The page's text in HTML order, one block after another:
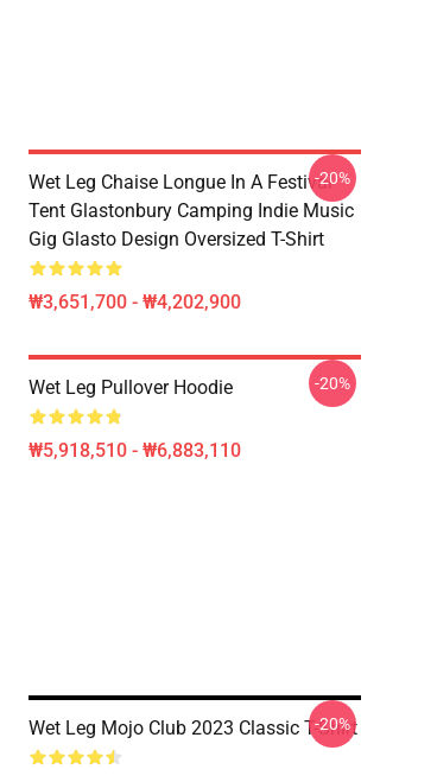
Wet Leg Chaise Longue In A Festival
Tent Glastonbury Camping Indie Music
Gig Glasto Design Oversized T-Shirt
₩3,651,700 - ₩4,202,900
-20%
Wet Leg Pullover Hoodie
₩5,918,510 - ₩6,883,110
-20%
Wet Leg Mojo Club 2023 Classic T-Shirt
-20%